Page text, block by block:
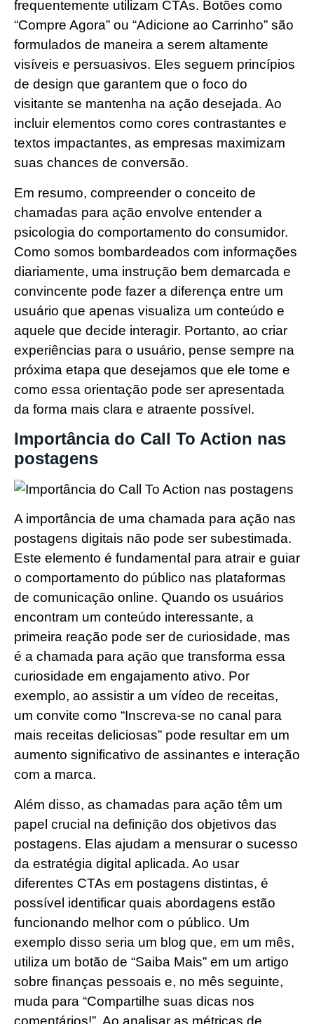
frequentemente utilizam CTAs. Botões como
“Compre Agora” ou “Adicione ao Carrinho” são
formulados de maneira a serem altamente
visíveis e persuasivos. Eles seguem princípios
de design que garantem que o foco do
visitante se mantenha na ação desejada. Ao
incluir elementos como cores contrastantes e
textos impactantes, as empresas maximizam
suas chances de conversão.
Em resumo, compreender o conceito de
chamadas para ação envolve entender a
psicologia do comportamento do consumidor.
Como somos bombardeados com informações
diariamente, uma instrução bem demarcada e
convincente pode fazer a diferença entre um
usuário que apenas visualiza um conteúdo e
aquele que decide interagir. Portanto, ao criar
experiências para o usuário, pense sempre na
próxima etapa que desejamos que ele tome e
como essa orientação pode ser apresentada
da forma mais clara e atraente possível.
Importância do Call To Action nas
postagens
A importância de uma chamada para ação nas
postagens digitais não pode ser subestimada.
Este elemento é fundamental para atrair e guiar
o comportamento do público nas plataformas
de comunicação online. Quando os usuários
encontram um conteúdo interessante, a
primeira reação pode ser de curiosidade, mas
é a chamada para ação que transforma essa
curiosidade em engajamento ativo. Por
exemplo, ao assistir a um vídeo de receitas,
um convite como “Inscreva-se no canal para
mais receitas deliciosas” pode resultar em um
aumento significativo de assinantes e interação
com a marca.
Além disso, as chamadas para ação têm um
papel crucial na definição dos objetivos das
postagens. Elas ajudam a mensurar o sucesso
da estratégia digital aplicada. Ao usar
diferentes CTAs em postagens distintas, é
possível identificar quais abordagens estão
funcionando melhor com o público. Um
exemplo disso seria um blog que, em um mês,
utiliza um botão de “Saiba Mais” em um artigo
sobre finanças pessoais e, no mês seguinte,
muda para “Compartilhe suas dicas nos
comentários!”. Ao analisar as métricas de